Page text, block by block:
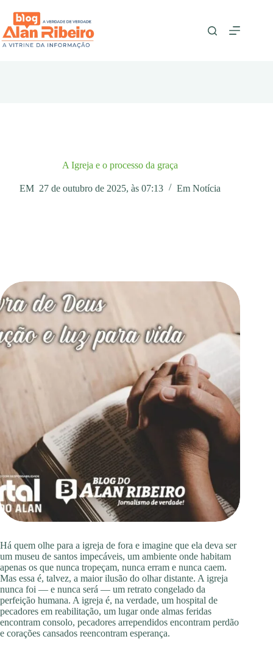
para
conteúdo
A Igreja e o processo da graça
EM 27 de outubro de 2025, às 07:13 Em Notícia
Há quem olhe para a igreja de fora e imagine que ela deva ser
um museu de santos impecáveis, um ambiente onde habitam
apenas os que nunca tropeçam, nunca erram e nunca caem.
Mas essa é, talvez, a maior ilusão do olhar distante. A igreja
nunca foi — e nunca será — um retrato congelado da
perfeição humana. A igreja é, na verdade, um hospital de
pecadores em reabilitação, um lugar onde almas feridas
encontram consolo, pecadores arrependidos encontram perdão
e corações cansados reencontram esperança.